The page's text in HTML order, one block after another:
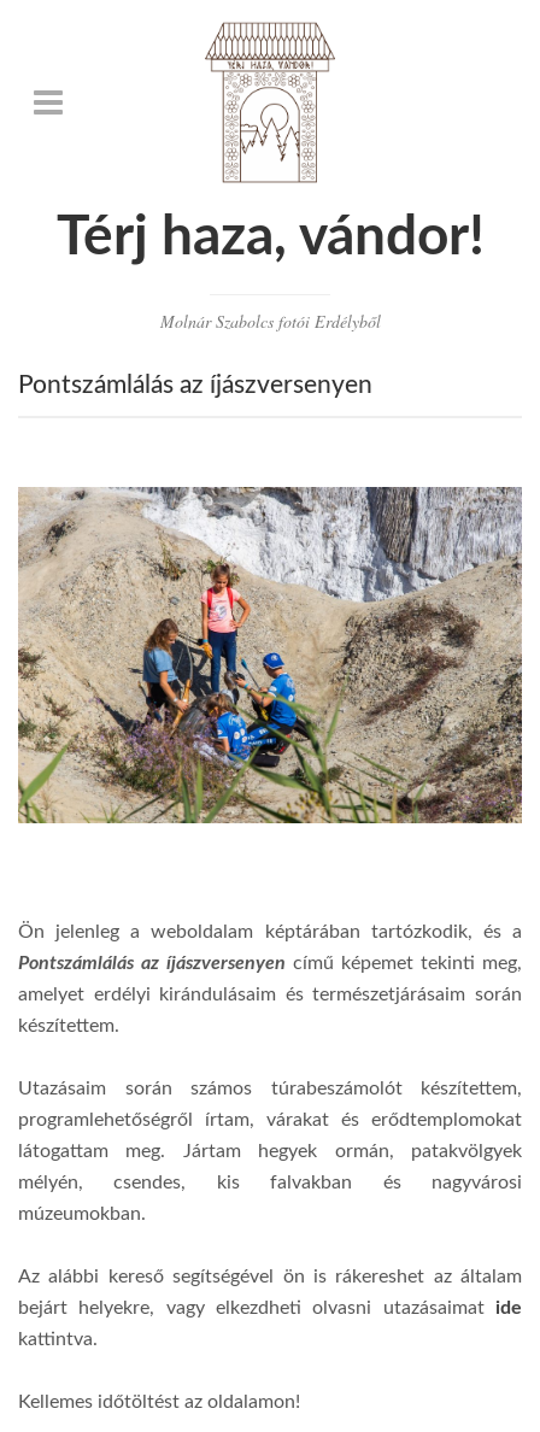
Térj haza, vándor!
Molnár Szabolcs fotói Erdélyből
Pontszámlálás az íjászversenyen
Ön jelenleg a weboldalam képtárában tartózkodik, és a
Pontszámlálás az íjászversenyen című képemet tekinti meg,
amelyet erdélyi kirándulásaim és természetjárásaim során
készítettem.
Utazásaim során számos túrabeszámolót készítettem,
programlehetőségről írtam, várakat és erődtemplomokat
látogattam meg. Jártam hegyek ormán, patakvölgyek
mélyén, csendes, kis falvakban és nagyvárosi
múzeumokban.
Az alábbi kereső segítségével ön is rákereshet az általam
bejárt helyekre, vagy elkezdheti olvasni utazásaimat ide
kattintva.
Kellemes időtöltést az oldalamon!